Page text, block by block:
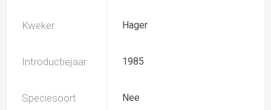
Kweker Hager
Introductiejaar 1985
Speciesoort Nee